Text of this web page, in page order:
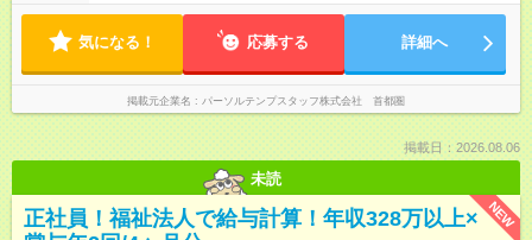
気になる！ 応募する 詳細へ
掲載元企業名 パーソルテンプスタッフ株式会社 首都圏
掲載日：2026.08.06
未読
NEW
正社員！福祉法人で給与計算！年収328万以上×